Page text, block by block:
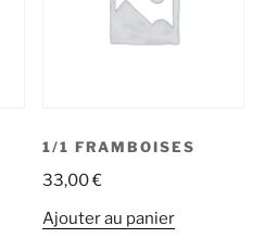
1/1 FRAMBOISES
33,00€
Ajouter au panier